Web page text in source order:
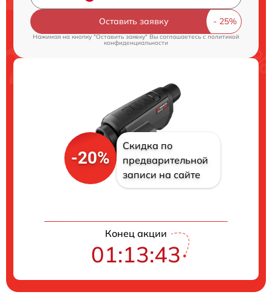
Оставить заявку
Нажимая на кнопку "Оставить заявку" Вы соглашаетесь cполитикой
конфиденциальности
-20%
Скидка по
предварительной
записи на сайте
Конец акции
01:13:43